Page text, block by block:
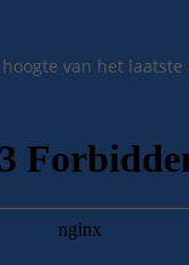
van het laatste